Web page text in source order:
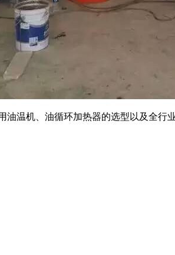
温机、油循环加热器的选型以及全行